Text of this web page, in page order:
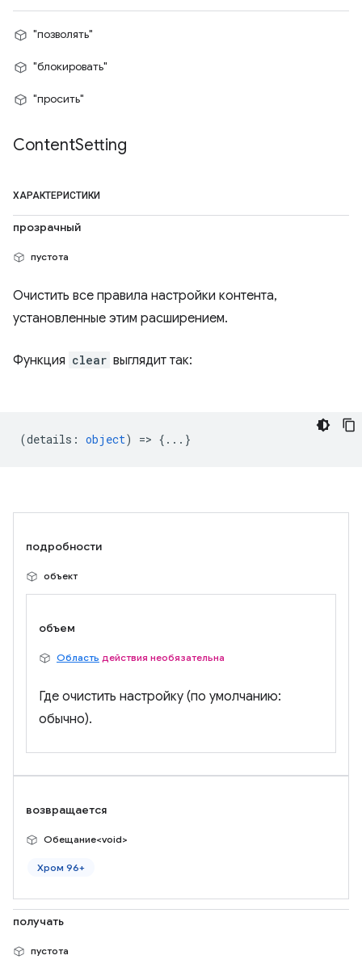
"позволять"
"блокировать"
"просить"
ContentSetting
ХАРАКТЕРИСТИКИ
прозрачный
пустота
Очистить все правила настройки контента,
установленные этим расширением.
Функция clear выглядит так:
(details : object) => {...}
подробности
объект
объем
Область действия необязательна
Где очистить настройку (по умолчанию:
обычно).
возвращается
Обещание<void>
Хром 96+
получать
пустота